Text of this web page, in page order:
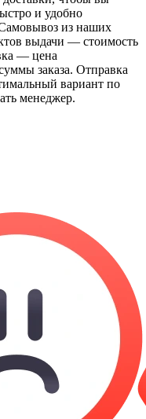
и удобно
из наших
выдачи — стоимость
— цена
заказа. Отправка
вариант по
менеджер.